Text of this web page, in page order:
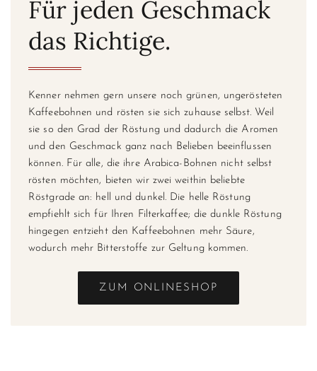
Für jeden Geschmack
das Richtige.
Kenner nehmen gern unsere noch grünen, ungerösteten
Kaffeebohnen und rösten sie sich zuhause selbst. Weil
sie so den Grad der Röstung und dadurch die Aromen
und den Geschmack ganz nach Belieben beeinflussen
können. Für alle, die ihre Arabica-Bohnen nicht selbst
rösten möchten, bieten wir zwei weithin beliebte
Röstgrade an: hell und dunkel. Die helle Röstung
empfiehlt sich für Ihren Filterkaffee; die dunkle Röstung
hingegen entzieht den Kaffeebohnen mehr Säure,
wodurch mehr Bitterstoffe zur Geltung kommen.
ZUM ONLINESHOP